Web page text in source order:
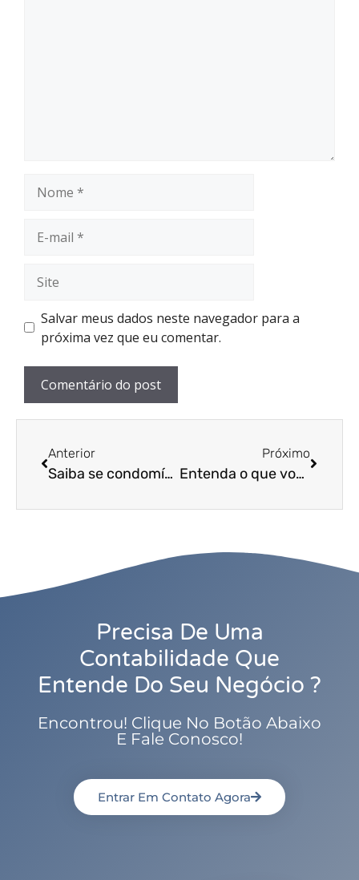
Salvar meus dados neste navegador para a
próxima vez que eu comentar.
Anterior
Saiba se condomínios podem obrigar a imunização de moradores e como agir diante disso
Próximo
Entenda o que você precisa fazer para garantir a conservação do seu condomínio e esteja mais seguro
Precisa De Uma
Contabilidade Que
Entende Do Seu Negócio ?
Encontrou! Clique No Botão Abaixo
E Fale Conosco!
Entrar Em Contato Agora